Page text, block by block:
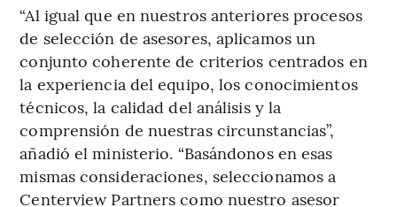
“Al igual que en nuestros anteriores procesos
de selección de asesores, aplicamos un
conjunto coherente de criterios centrados en
la experiencia del equipo, los conocimientos
técnicos, la calidad del análisis y la
comprensión de nuestras circunstancias”,
añadió el ministerio. “Basándonos en esas
mismas consideraciones, seleccionamos a
Centerview Partners como nuestro asesor